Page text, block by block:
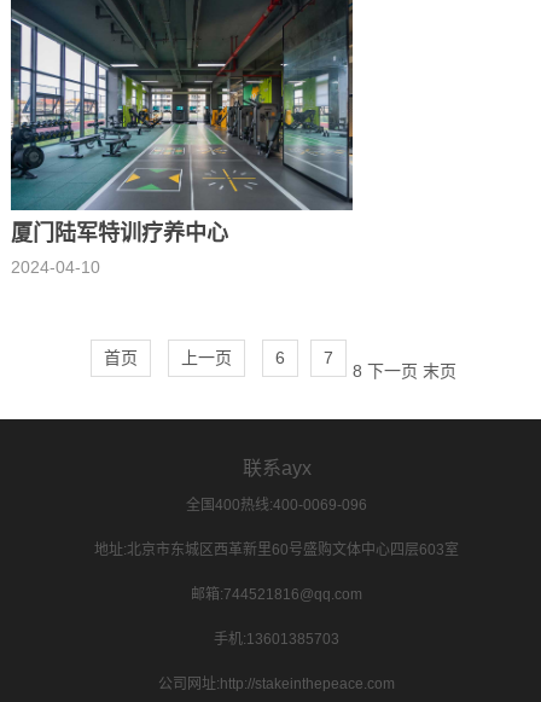
厦门陆军特训疗养中心
2024-04-10
首页 上一页 6 7
8 下一页 末页
联系ayx
全国400热线:400-0069-096
地址:北京市东城区西革新里60号盛购文体中心四层603室
邮箱:744521816@qq.com
手机:13601385703
公司网址:http://stakeinthepeace.com